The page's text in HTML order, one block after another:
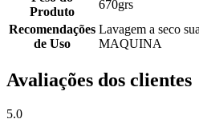
Produto
670grs
Recomendações
de Uso
Lavagem a seco
MAQUINA
Avaliações dos clientes
5.0